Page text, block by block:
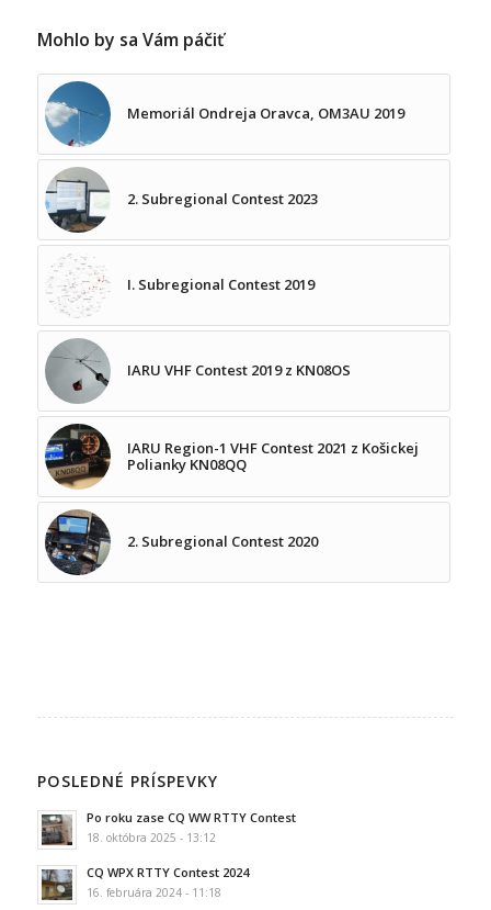
Mohlo by sa Vám páčiť
Memoriál Ondreja Oravca, OM3AU 2019
2. Subregional Contest 2023
I. Subregional Contest 2019
IARU VHF Contest 2019 z KN08OS
IARU Region-1 VHF Contest 2021 z Košickej
Polianky KN08QQ
2. Subregional Contest 2020
POSLEDNÉ PRÍSPEVKY
Po roku zase CQ WW RTTY Contest
18. októbra 2025 - 13:12
CQ WPX RTTY Contest 2024
16. februára 2024 - 11:18